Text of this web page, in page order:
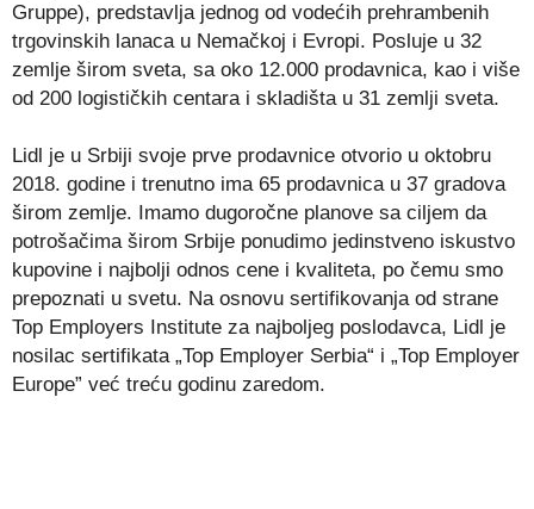
Gruppe), predstavlja jednog od vodećih prehrambenih
trgovinskih lanaca u Nemačkoj i Evropi. Posluje u 32
zemlje širom sveta, sa oko 12.000 prodavnica, kao i više
od 200 logističkih centara i skladišta u 31 zemlji sveta.
Lidl je u Srbiji svoje prve prodavnice otvorio u oktobru
2018. godine i trenutno ima 65 prodavnica u 37 gradova
širom zemlje. Imamo dugoročne planove sa ciljem da
potrošačima širom Srbije ponudimo jedinstveno iskustvo
kupovine i najbolji odnos cene i kvaliteta, po čemu smo
prepoznati u svetu. Na osnovu sertifikovanja od strane
Top Employers Institute za najboljeg poslodavca, Lidl je
nosilac sertifikata „Top Employer Serbia“ i „Top Employer
Europe” već treću godinu zaredom.